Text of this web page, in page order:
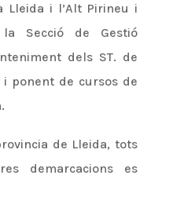
Lleida i l’Alt Pirineu i
Secció de Gestió
dels ST. de
i ponent de cursos de
de Lleida, tots
demarcacions es